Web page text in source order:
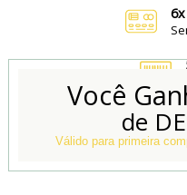
Você
de
Válido para primeira